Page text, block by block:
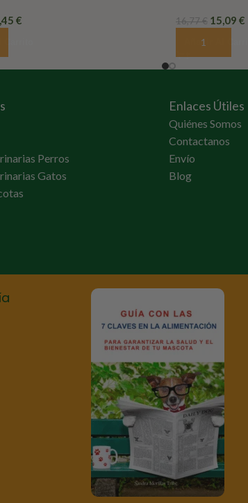
€
Carrito
16,77€ 15,09 €
Añadir Al
Perros
Gatos
Enlaces Útiles
Quiénes Somos
Contactanos
Envío
Blog